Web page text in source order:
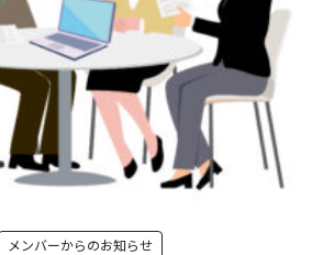
メンバーからのお知らせ